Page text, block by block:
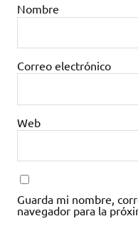
Nombre
Correo electrónico
Web
Guarda mi nombre,
navegador para la